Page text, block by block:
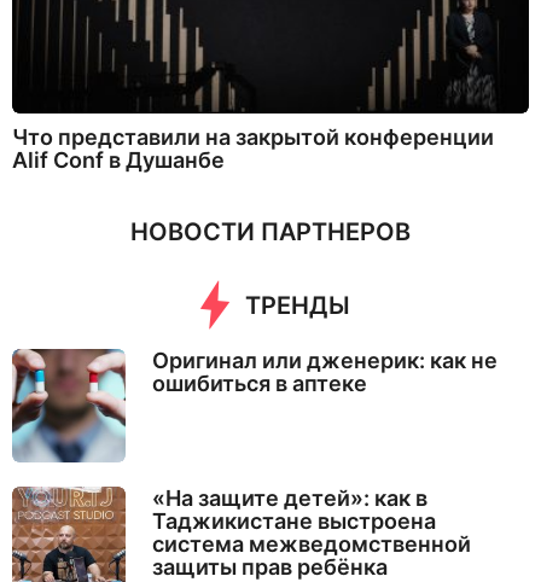
Что представили на закрытой конференции
Alif Conf в Душанбе
НОВОСТИ ПАРТНЕРОВ
ТРЕНДЫ
Оригинал или дженерик: как не
ошибиться в аптеке
«На защите детей»: как в
Таджикистане выстроена
система межведомственной
защиты прав ребёнка